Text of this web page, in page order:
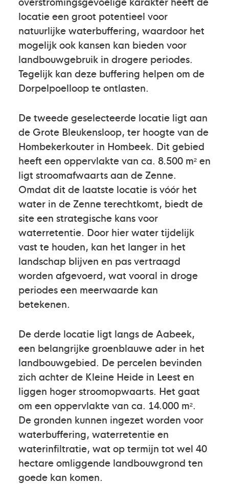
locatie een groot potentieel voor
natuurlijke waterbuffering, waardoor het
mogelijk ook kansen kan bieden voor
landbouwgebruik in drogere periodes.
Tegelijk kan deze buffering helpen om de
Dorpelpoelloop te ontlasten.
De tweede geselecteerde locatie ligt aan
de Grote Bleukensloop, ter hoogte van de
Hombekerkouter in Hombeek. Dit gebied
heeft een oppervlakte van ca. 8.500 m² en
ligt stroomafwaarts aan de Zenne.
Omdat dit de laatste locatie is vóór het
water in de Zenne terechtkomt, biedt de
site een strategische kans voor
waterretentie. Door hier water tijdelijk
vast te houden, kan het langer in het
landschap blijven en pas vertraagd
worden afgevoerd, wat vooral in droge
periodes een meerwaarde kan
betekenen.
De derde locatie ligt langs de Aabeek,
een belangrijke groenblauwe ader in het
landbouwgebied. De percelen bevinden
zich achter de Kleine Heide in Leest en
liggen hoger stroomopwaarts. Het gaat
om een oppervlakte van ca. 14.000 m².
De gronden kunnen ingezet worden voor
waterbuffering, waterretentie en
waterinfiltratie, wat op termijn tot wel 40
hectare omliggende landbouwgrond ten
goede kan komen.